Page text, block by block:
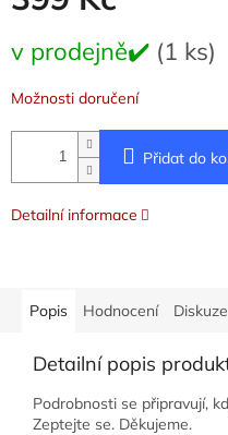
cena:
v prodejně✔️ (1 ks)
Možnosti doručení
Přidat do
Detailní informace
Popis Hodnocení Diskuze
Detailní popis
Podrobnosti se připravují,
Zeptejte se. Děkujeme.